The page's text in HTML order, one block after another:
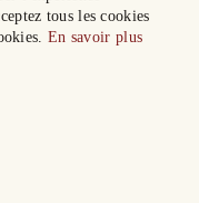
tous les cookies
En savoir plus